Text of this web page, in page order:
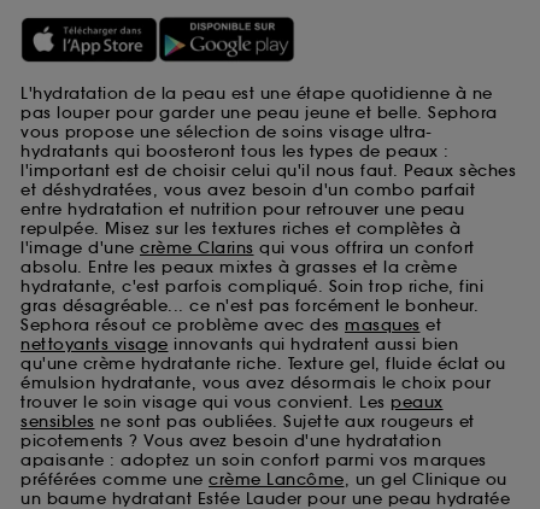
L'hydratation de la peau est une étape quotidienne à ne
pas louper pour garder une peau jeune et belle. Sephora
vous propose une sélection de soins visage ultra-
hydratants qui boosteront tous les types de peaux :
l'important est de choisir celui qu'il nous faut. Peaux sèches
et déshydratées, vous avez besoin d'un combo parfait
entre hydratation et nutrition pour retrouver une peau
repulpée. Misez sur les textures riches et complètes à
l'image d'une crème Clarins qui vous offrira un confort
absolu. Entre les peaux mixtes à grasses et la crème
hydratante, c'est parfois compliqué. Soin trop riche, fini
gras désagréable... ce n'est pas forcément le bonheur.
Sephora résout ce problème avec des masques et
nettoyants visage innovants qui hydratent aussi bien
qu'une crème hydratante riche. Texture gel, fluide éclat ou
émulsion hydratante, vous avez désormais le choix pour
trouver le soin visage qui vous convient. Les peaux
sensibles ne sont pas oubliées. Sujette aux rougeurs et
picotements ? Vous avez besoin d'une hydratation
apaisante : adoptez un soin confort parmi vos marques
préférées comme une crème Lancôme, un gel Clinique ou
un baume hydratant Estée Lauder pour une peau hydratée